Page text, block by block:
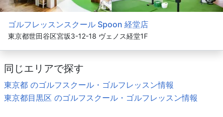
ゴルフレッスンスクール Spoon 経堂店
東京都世田谷区宮坂3-12-18 ヴェノス経堂1F
同じエリアで探す
東京都 のゴルフスクール・ゴルフレッスン情報
東京都目黒区 のゴルフスクール・ゴルフレッスン情報